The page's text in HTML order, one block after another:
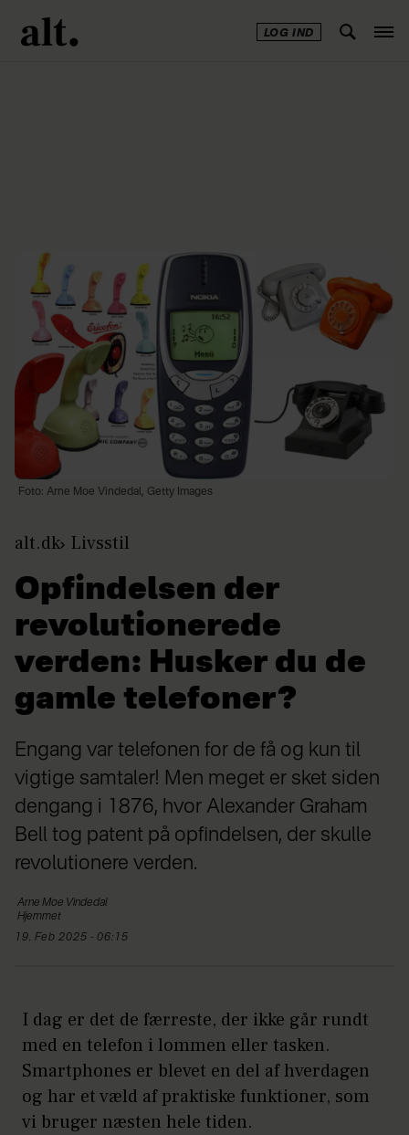
LOG IND
Foto: Arne Moe Vindedal, Getty Images
alt.dk Livsstil
Opfindelsen der
revolutionerede
verden: Husker du de
gamle telefoner?
Engang var telefonen for de få og kun til
vigtige samtaler! Men meget er sket siden
dengang i 1876, hvor Alexander Graham
Bell tog patent på opfindelsen, der skulle
revolutionere verden.
Arne Moe Vindedal
Hjemmet
19. Feb 2025 - 06:15
I dag er det de færreste, der ikke går rundt
med en telefon i lommen eller tasken.
Smartphones er blevet en del af hverdagen
og har et væld af praktiske funktioner, som
vi bruger næsten hele tiden.